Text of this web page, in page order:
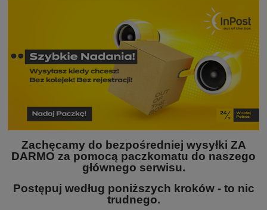
Zachęcamy do bezpośredniej wysyłki ZA
DARMO za pomocą paczkomatu do naszego
głównego serwisu.
Postępuj według poniższych kroków - to nic
trudnego.